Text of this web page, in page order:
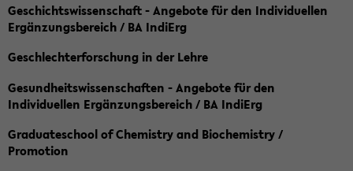
Geschichtswissenschaft - Angebote für den Individuellen
Ergänzungsbereich / BA IndiErg
Geschlechterforschung in der Lehre
Gesundheitswissenschaften - Angebote für den
Individuellen Ergänzungsbereich / BA IndiErg
Graduateschool of Chemistry and Biochemistry /
Promotion